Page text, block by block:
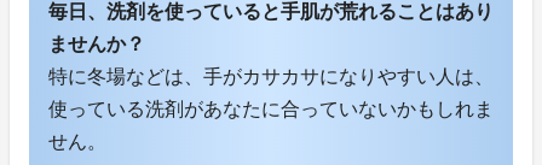
毎日、洗剤を使っていると手肌が荒れることはあり
ませんか？
特に冬場などは、手がカサカサになりやすい人は、
使っている洗剤があなたに合っていないかもしれま
せん。